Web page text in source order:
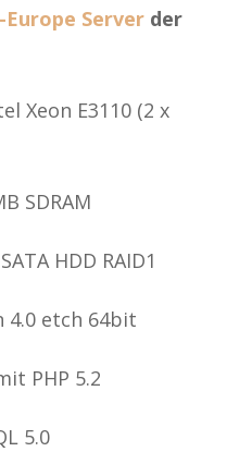
Server der
Xeon E3110 (2 x
SDRAM
HDD RAID1
4.0 etch 64bit
PHP 5.2
5.0